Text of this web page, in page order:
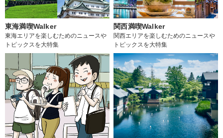
東海満喫Walker
東海エリアを楽しむためのニュースや
トピックスを大特集
関西満喫Walker
関西エリアを楽しむためのニュースや
トピックスを大特集